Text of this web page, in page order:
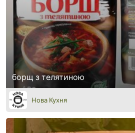
борщ з телятиною
Нова Кухня